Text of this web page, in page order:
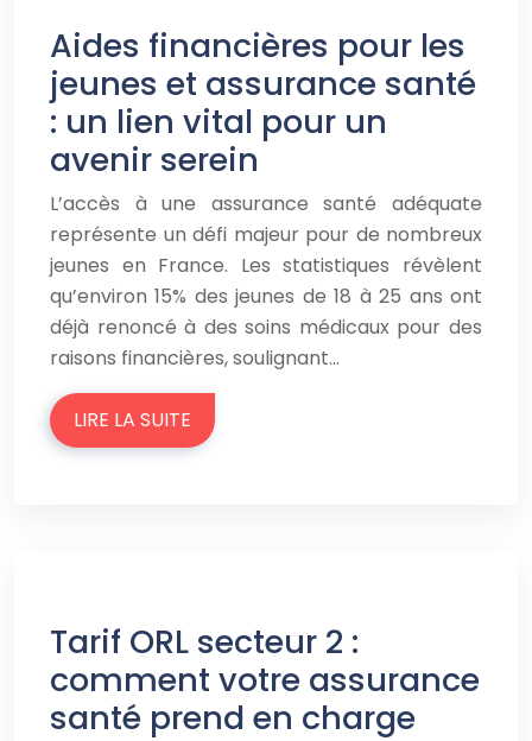
Aides financières pour les
jeunes et assurance santé
: un lien vital pour un
avenir serein
L’accès à une assurance santé adéquate
représente un défi majeur pour de nombreux
jeunes en France. Les statistiques révèlent
qu’environ 15% des jeunes de 18 à 25 ans ont
déjà renoncé à des soins médicaux pour des
raisons financières, soulignant…
LIRE LA SUITE
Tarif ORL secteur 2 :
comment votre assurance
santé prend en charge